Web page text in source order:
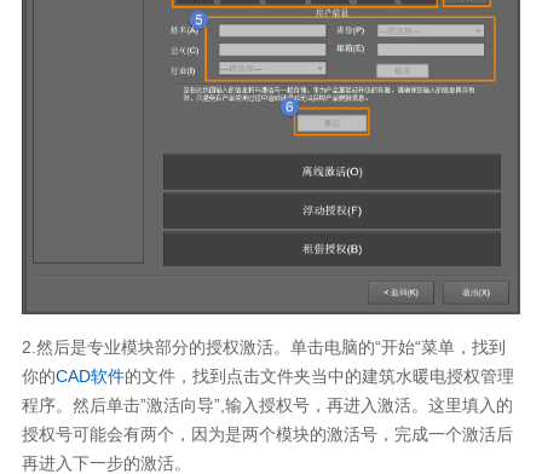
2.然后是专业模块部分的授权激活。单击电脑的“开始“菜单，找到
你的CAD软件的文件，找到点击文件夹当中的建筑水暖电授权管理
程序。然后单击”激活向导”,输入授权号，再进入激活。这里填入的
授权号可能会有两个，因为是两个模块的激活号，完成一个激活后
再进入下一步的激活。